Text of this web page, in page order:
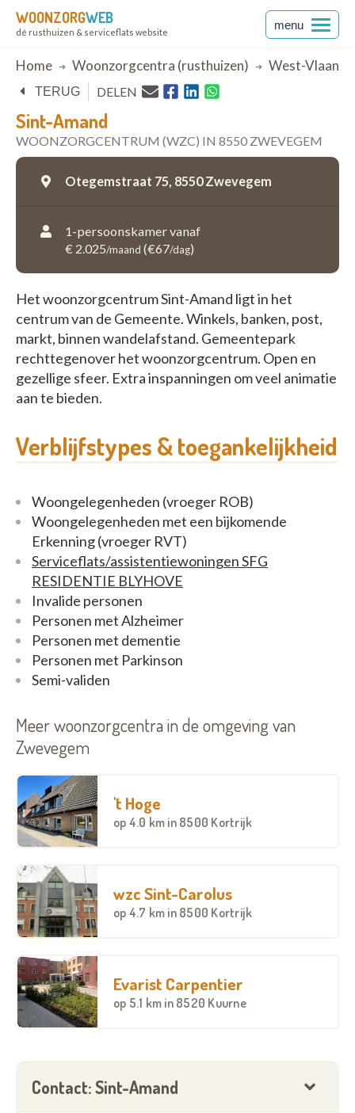
WOONZORGWEB
dé rusthuizen & serviceflats website
menu
Breadcrumb
Home Woonzorgcentra (rusthuizen) West-
Sint-Amand
WOONZORGCENTRUM (WZC) IN 8550 ZWEVEGEM
TERUG DELEN
Otegemstraat 75, 8550 Zwevegem
1-persoonskamer vanaf
€ 2.025/maand (€67/dag)
Het woonzorgcentrum Sint-Amand ligt in het
centrum van de Gemeente. Winkels, banken, post,
markt, binnen wandelafstand. Gemeentepark
rechttegenover het woonzorgcentrum. Open en
gezellige sfeer. Extra inspanningen om veel animatie
aan te bieden.
Verblijfstypes & toegankelijkheid
Woongelegenheden (vroeger ROB)
Woongelegenheden met een bijkomende
Erkenning (vroeger RVT)
Serviceflats/assistentiewoningen SFG
RESIDENTIE BLYHOVE
Invalide personen
Personen met Alzheimer
Personen met dementie
Personen met Parkinson
Semi-validen
Meer woonzorgcentra in de omgeving van
Zwevegem
't Hoge
op 4.0 km in 8500 Kortrijk
wzc Sint-Carolus
op 4.7 km in 8500 Kortrijk
Evarist Carpentier
op 5.1 km in 8520 Kuurne
Contact: Sint-Amand